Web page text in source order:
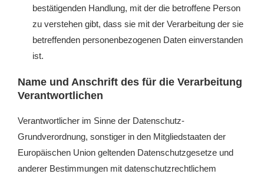
bestätigenden Handlung, mit der die betroffene Person
zu verstehen gibt, dass sie mit der Verarbeitung der sie
betreffenden personenbezogenen Daten einverstanden
ist.
Name und Anschrift des für die Verarbeitung
Verantwortlichen
Verantwortlicher im Sinne der Datenschutz-
Grundverordnung, sonstiger in den Mitgliedstaaten der
Europäischen Union geltenden Datenschutzgesetze und
anderer Bestimmungen mit datenschutzrechtlichem